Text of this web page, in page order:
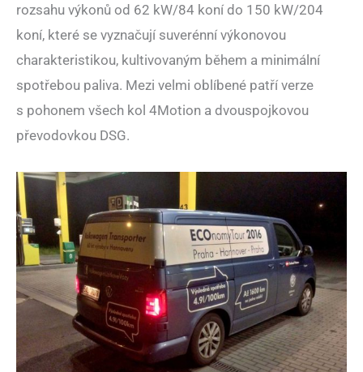
rozsahu výkonů od 62 kW/84 koní do 150 kW/204
koní, které se vyznačují suverénní výkonovou
charakteristikou, kultivovaným během a minimální
spotřebou paliva. Mezi velmi oblíbené patří verze
s pohonem všech kol 4Motion a dvouspojkovou
převodovkou DSG.